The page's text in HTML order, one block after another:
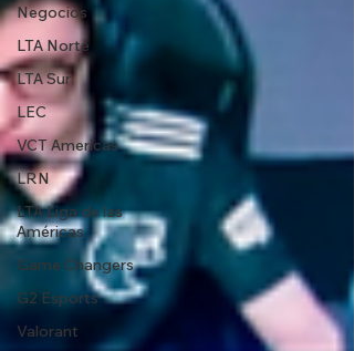
Negocios
LTA Norte
LTA Sur
LEC
VCT Americas
LRN
LTA Liga de las
Américas
Game Changers
G2 Esports
Valorant